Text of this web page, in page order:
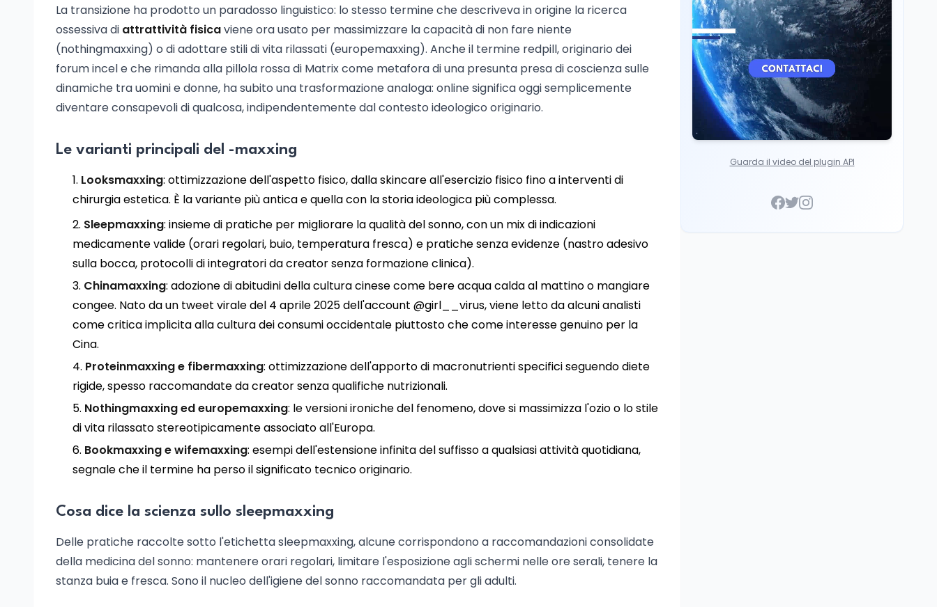
La transizione ha prodotto un paradosso linguistico: lo stesso termine che descriveva in origine la ricerca
ossessiva di attrattività fisicaviene ora usato per massimizzare la capacità di non fare niente
(nothingmaxxing) o di adottare stili di vita rilassati (europemaxxing). Anche il termine redpill, originario dei
forum incel e che rimanda alla pillola rossa di Matrix come metafora di una presunta presa di coscienza sulle
dinamiche tra uomini e donne, ha subito una trasformazione analoga: online significa oggi semplicemente
diventare consapevoli di qualcosa, indipendentemente dal contesto ideologico originario.
Le varianti principali del -maxxing
Looksmaxxing: ottimizzazione dell'aspetto fisico, dalla skincare all'esercizio fisico fino a interventi di
chirurgia estetica. È la variante più antica e quella con la storia ideologica più complessa.
Sleepmaxxing: insieme di pratiche per migliorare la qualità del sonno, con un mix di indicazioni
medicamente valide (orari regolari, buio, temperatura fresca) e pratiche senza evidenze (nastro adesivo
sulla bocca, protocolli di integratori da creator senza formazione clinica).
Chinamaxxing: adozione di abitudini della cultura cinese come bere acqua calda al mattino o mangiare
congee. Nato da un tweet virale del 4 aprile 2025 dell'account @girl__virus, viene letto da alcuni analisti
come critica implicita alla cultura dei consumi occidentale piuttosto che come interesse genuino per la
Cina.
Proteinmaxxing e fibermaxxing: ottimizzazione dell'apporto di macronutrienti specifici seguendo diete
rigide, spesso raccomandate da creator senza qualifiche nutrizionali.
Nothingmaxxing ed europemaxxing: le versioni ironiche del fenomeno, dove si massimizza l'ozio o lo stile
di vita rilassato stereotipicamente associato all'Europa.
Bookmaxxing e wifemaxxing: esempi dell'estensione infinita del suffisso a qualsiasi attività quotidiana,
segnale che il termine ha perso il significato tecnico originario.
Cosa dice la scienza sullo sleepmaxxing
Delle pratiche raccolte sotto l'etichetta sleepmaxxing, alcune corrispondono a raccomandazioni consolidate
della medicina del sonno: mantenere orari regolari, limitare l'esposizione agli schermi nelle ore serali, tenere la
stanza buia e fresca. Sono il nucleo dell'igiene del sonno raccomandata per gli adulti.
al Maestrone
Guarda il video del plugin API